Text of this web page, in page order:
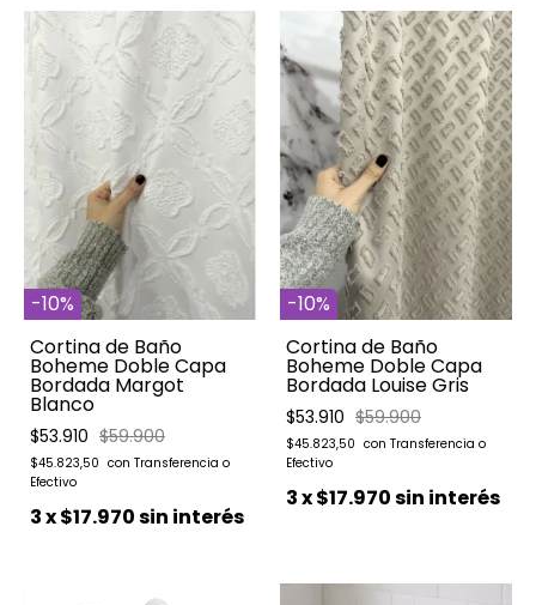
-10%
Cortina de Baño
Boheme Doble Capa
Bordada Margot
Blanco
$53.910 $59.900
$45.823,50
3x$17.970sin interés
-10%
Cortina de Baño
Boheme Doble Capa
Bordada Louise Gris
$53.910 $59.900
$45.823,50
3x$17.970sin interés